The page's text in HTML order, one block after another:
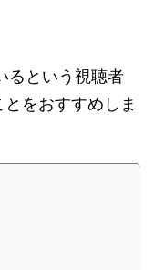
るという視聴者
をおすすめしま